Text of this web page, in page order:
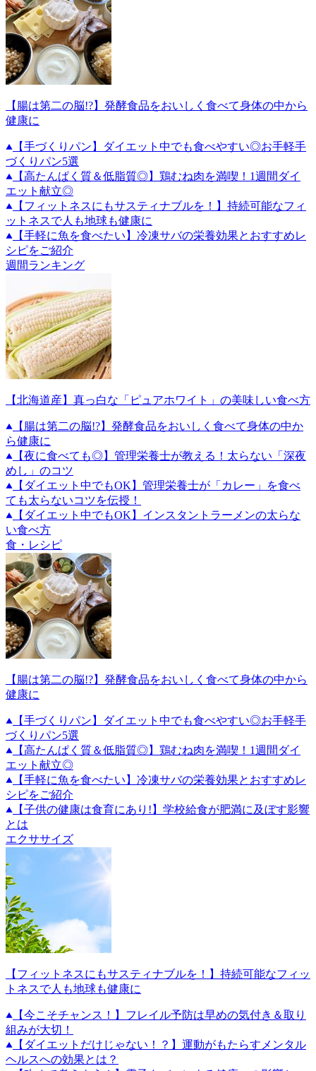
【腸は第二の脳!?】発酵食品をおいしく食べて身体の中から
健康に
【手づくりパン】ダイエット中でも食べやすい◎お手軽手
づくりパン5選
【高たんぱく質＆低脂質◎】鶏むね肉を満喫！1週間ダイ
エット献立◎
【フィットネスにもサスティナブルを！】持続可能なフィ
ットネスで人も地球も健康に
【手軽に魚を食べたい】冷凍サバの栄養効果とおすすめレ
シピをご紹介
週間ランキング
【北海道産】真っ白な「ピュアホワイト」の美味しい食べ方
【腸は第二の脳!?】発酵食品をおいしく食べて身体の中か
ら健康に
【夜に食べても◎】管理栄養士が教える！太らない「深夜
めし」のコツ
【ダイエット中でもOK】管理栄養士が「カレー」を食べ
ても太らないコツを伝授！
【ダイエット中でもOK】インスタントラーメンの太らな
い食べ方
食・レシピ
【腸は第二の脳!?】発酵食品をおいしく食べて身体の中から
健康に
【手づくりパン】ダイエット中でも食べやすい◎お手軽手
づくりパン5選
【高たんぱく質＆低脂質◎】鶏むね肉を満喫！1週間ダイ
エット献立◎
【手軽に魚を食べたい】冷凍サバの栄養効果とおすすめレ
シピをご紹介
【子供の健康は食育にあり!】学校給食が肥満に及ぼす影響
とは
エクササイズ
【フィットネスにもサスティナブルを！】持続可能なフィッ
トネスで人も地球も健康に
【今こそチャンス！】フレイル予防は早めの気付き＆取り
組みが大切！
【ダイエットだけじゃない！？】運動がもたらすメンタル
ヘルスへの効果とは？